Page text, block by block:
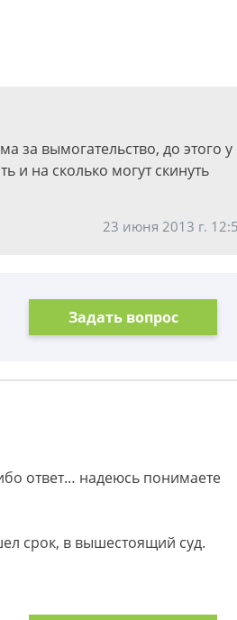
за вымогательство, до этого у
и на сколько могут скинуть
23 июня 2013 г.
Задать вопрос
ответ… надеюсь понимаете
срок, в вышестоящий суд.